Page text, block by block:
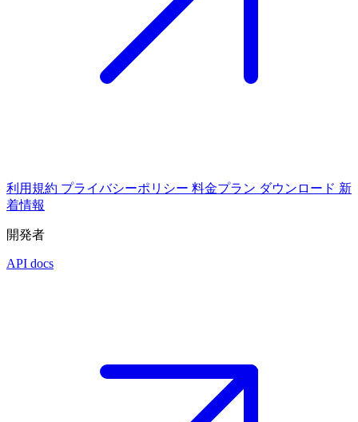
利用規約 プライバシーポリシー 料金プラン ダウンロード 新
着情報
開発者
API docs